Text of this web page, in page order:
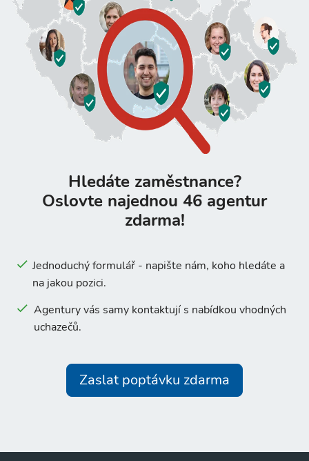
Hledáte zaměstnance?
Oslovte najednou 46 agentur
zdarma!
Jednoduchý formulář - napište nám, koho hledáte a
na jakou pozici.
Agentury vás samy kontaktují s nabídkou vhodných
uchazečů.
Zaslat poptávku zdarma